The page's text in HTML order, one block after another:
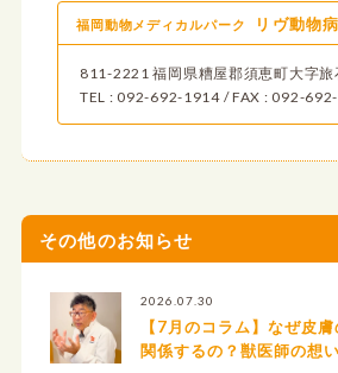
福岡動物メディカルパーク リヴ動物
811-2221 福岡県糟屋郡須恵町大字
TEL : 092-692-1914 / FAX : 092-
その他のお知らせ
2026.07.30
【7月のコラム】なぜ皮
関係するの？獣医師の想